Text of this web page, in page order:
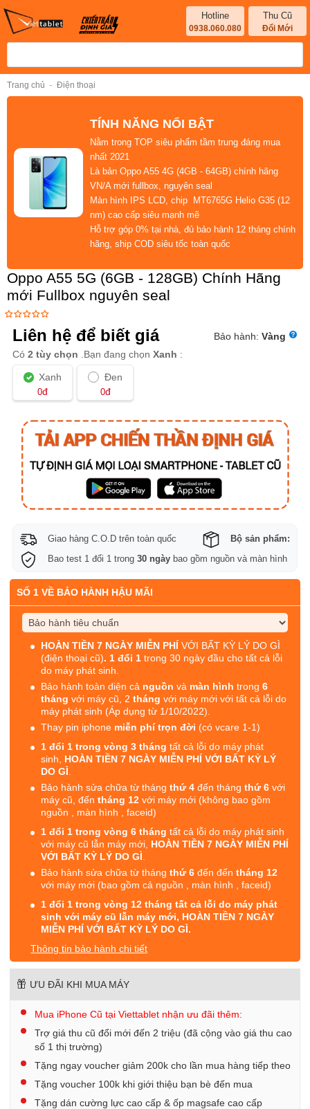
Hotline
0938.060.080
Thu Cũ
Đổi Mới
Trang chủ - Điện thoại
TÍNH NĂNG NỔI BẬT
Nằm trong TOP siêu phẩm tầm trung đáng mua
nhất 2021
Là bản Oppo A55 4G (4GB - 64GB) chính hãng
VN/A mới fullbox, nguyên seal
Màn hình
IPS LCD, chip
MT6765G Helio G35 (12
nm) cao cấp siêu mạnh mẽ
Hỗ trợ góp 0% tại nhà, đủ bảo hành 12 tháng chính
hãng, ship COD siêu tốc toàn quốc
Oppo A55 5G (6GB - 128GB) Chính Hãng
mới Fullbox nguyên seal
Liên hệ để biết giá Bảo hành: Vàng
Có2 tùy chọn .Bạn đang chọnXanh :
Xanh
0đ
Đen
0đ
Giao hàng C.O.D trên toàn quốc
Bộ sản phẩm:
Bao test 1 đổi 1 trong30 ngày bao gồm nguồn và màn hình
SỐ 1 VỀ BẢO HÀNH HẬU MÃI
HOÀN TIỀN 7 NGÀY MIỄN PHÍ VỚI BẤT KỲ LÝ DO GÌ
(điện thoại cũ). 1 đổi 1 trong 30 ngày đầu cho tất cả lỗi
do máy phát sinh.
Bảo hành toàn diện cả nguồn và màn hình trong6
tháng với máy cũ, 2 tháng với máy mới với tất cả lỗi do
máy phát sinh (Áp dụng từ 1/10/2022).
Thay pin iphone miễn phí trọn đời (có vcare 1-1)
1 đổi 1 trong vòng 3 thángtất cả lỗi do máy phát
sinh, HOÀN TIỀN 7 NGÀY MIỄN PHÍ VỚI BẤT KỲ LÝ
DO GÌ
Bảo hành sửa chữa từ thángthứ 4 đến thángthứ 6 với
máy cũ, đếntháng 12 với máy mới (không bao gồm
nguồn , màn hình , faceid)
1 đổi 1 trong vòng 6 tháng tất cả lỗi do máy phát sinh
với máy cũ lẫn máy mới, HOÀN TIỀN 7 NGÀY MIỄN PHÍ
VỚI BẤT KỲ LÝ DO GÌ
Bảo hành sửa chữa từ thángthứ 6 đến đếntháng 12
với máy mới (bao gồm cả nguồn , màn hình , faceid)
1 đổi 1 trong vòng 12 tháng tất cả lỗi do máy phát
sinh với máy cũ lẫn máy mới, HOÀN TIỀN 7 NGÀY
MIỄN PHÍ VỚI BẤT KỲ LÝ DO GÌ.
Thông tin bảo hành chi tiết
ƯU ĐÃI KHI MUA MÁY
Mua iPhone Cũ tại Viettablet nhận ưu đãi thêm:
Trợ giá thu cũ đổi mới đến 2 triệu (đã cộng vào giá thu cao
số 1 thị trường)
Tặng ngay voucher giảm 200k cho lần mua hàng tiếp theo
Tặng voucher 100k khi giới thiệu bạn bè đến mua
Tặng dán cường lực cao cấp & ốp magsafe cao cấp